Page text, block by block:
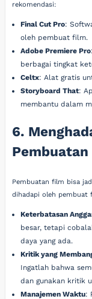
rekomendasi:
Final Cut Pro:
oleh pembuat film.
Adobe Premiere Pro
berbagai tingkat
Celtx: Alat gratis
Storyboard That:
membantu dalam
6.
Pembuatan
Pembuatan film bisa
dihadapi oleh pembuat
Keterbatasan
besar, tetapi
daya yang ada.
Kritik yang
Ingatlah bahwa
dan gunakan kritik
Manajemen Waktu: